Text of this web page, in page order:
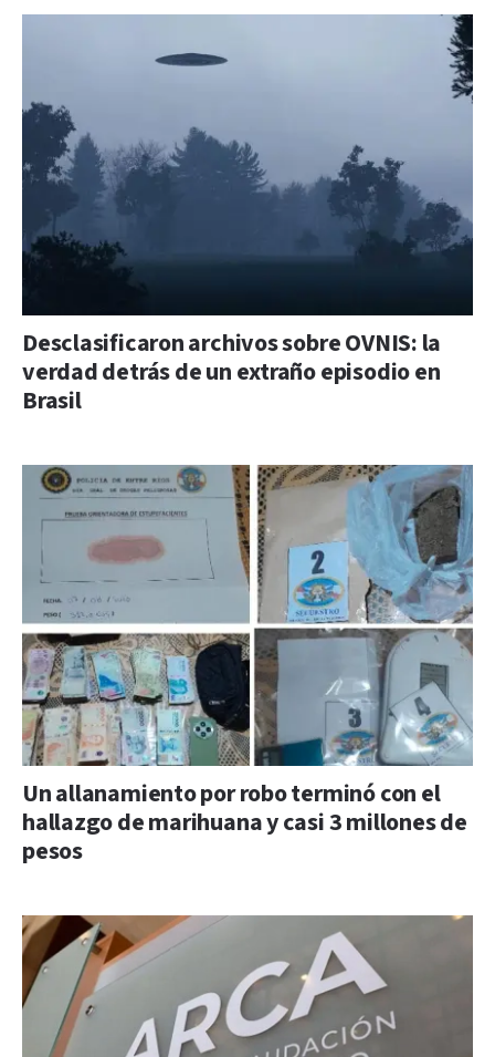
Desclasificaron archivos sobre OVNIS: la
verdad detrás de un extraño episodio en
Brasil
Un allanamiento por robo terminó con el
hallazgo de marihuana y casi 3 millones de
pesos